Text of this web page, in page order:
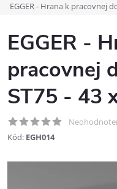
EGGER - Hrana k pracovnej
EGGER -
pracovnej
ST75 - 43
Kód: EGH014